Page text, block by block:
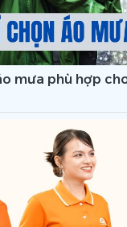
mưa phù hợp